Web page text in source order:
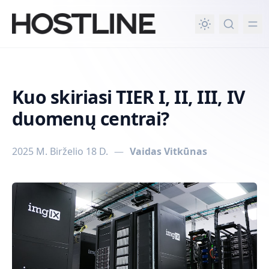
turinio
Kuo skiriasi TIER I, II, III, IV
duomenų centrai?
2025 M. Birželio 18 D. — Vaidas Vitkūnas